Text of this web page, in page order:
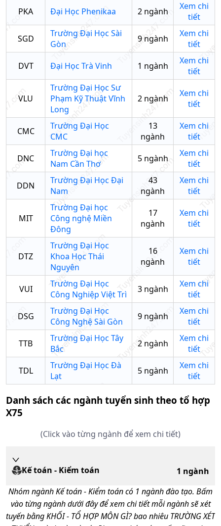
PKA
Đại Học Phenikaa 2ngành
Xem chi
tiết
SGD
Trường Đại Học Sài
Gòn
9ngành
Xem chi
tiết
DVT
Đại Học Trà Vinh 1 ngành
Xem chi
tiết
VLU
Trường Đại Học Sư
Phạm Kỹ Thuật Vĩnh
Long
2ngành
Xem chi
tiết
CMC
Trường Đại Học
CMC
13
ngành
Xem chi
tiết
DNC
Trường Đại học
Nam Cần Thơ
5ngành
Xem chi
tiết
DDN
Trường Đại Học Đại
Nam
43
ngành
Xem chi
tiết
MIT
Trường Đại học
Công nghệ Miền
Đông
17
ngành
Xem chi
tiết
DTZ
Trường Đại Học
Khoa Học Thái
Nguyên
16
ngành
Xem chi
tiết
VUI
Trường Đại Học
Công Nghiệp Việt Trì
3ngành
Xem chi
tiết
DSG
Trường Đại Học
Công Nghệ Sài Gòn
9ngành
Xem chi
tiết
TTB
Trường Đại Học Tây
Bắc
2ngành
Xem chi
tiết
TDL
Trường Đại Học Đà
Lạt
5ngành
Xem chi
tiết
Danh sách các ngành tuyển sinh theo tổ hợp
X75
(Click vào từng ngành để xem chi tiết)
Kế toán - Kiểm toán 1 ngành
Nhóm ngànhKế toán - Kiểm toáncó 1 ngành đào tạo. Bấm
vào từng ngành dưới đây để xem chi tiết mỗi ngành sẽ xét
tuyến bằng KHỐI - TỔ HỢP MÔN GÌ? bao nhiêu TRƯỜNG XÉT